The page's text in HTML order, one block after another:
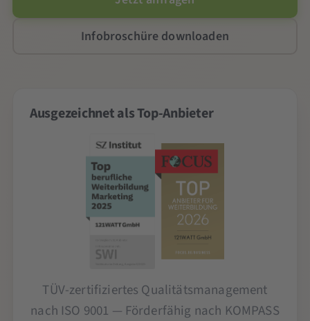
Infobroschüre downloaden
Ausgezeichnet als Top-Anbieter
TÜV-zertifiziertes Qualitätsmanagement
nach ISO 9001 — Förderfähig nach KOMPASS